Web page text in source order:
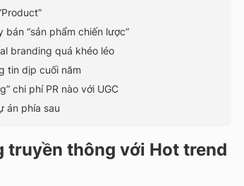
“sản phẩm chiến lược”
branding quá khéo léo
tin dịp cuối năm
chi phí PR nào với UGC
án phía sau
truyền thông với Hot trend